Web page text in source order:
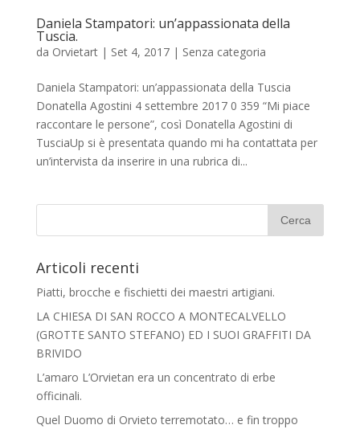
Daniela Stampatori: un’appassionata della
Tuscia.
da Orvietart| Set 4, 2017| Senza categoria
Daniela Stampatori: un’appassionata della Tuscia
Donatella Agostini 4 settembre 2017 0 359 “Mi piace
raccontare le persone”, così Donatella Agostini di
TusciaUp si è presentata quando mi ha contattata per
un’intervista da inserire in una rubrica di...
Articoli recenti
Piatti, brocche e fischietti dei maestri artigiani.
LA CHIESA DI SAN ROCCO A MONTECALVELLO
(GROTTE SANTO STEFANO) ED I SUOI GRAFFITI DA
BRIVIDO
L’amaro L’Orvietan era un concentrato di erbe
officinali.
Quel Duomo di Orvieto terremotato… e fin troppo